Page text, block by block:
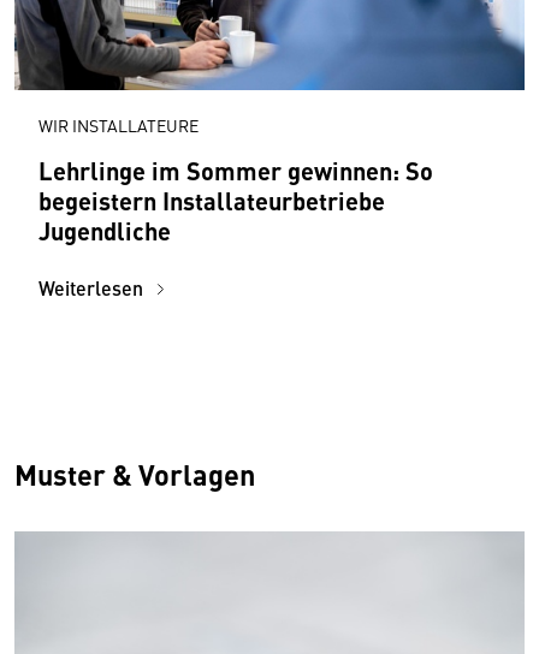
WIR INSTALLATEURE
Lehrlinge im Sommer gewinnen: So
begeistern Installateurbetriebe
Jugendliche
Weiterlesen
Muster & Vorlagen